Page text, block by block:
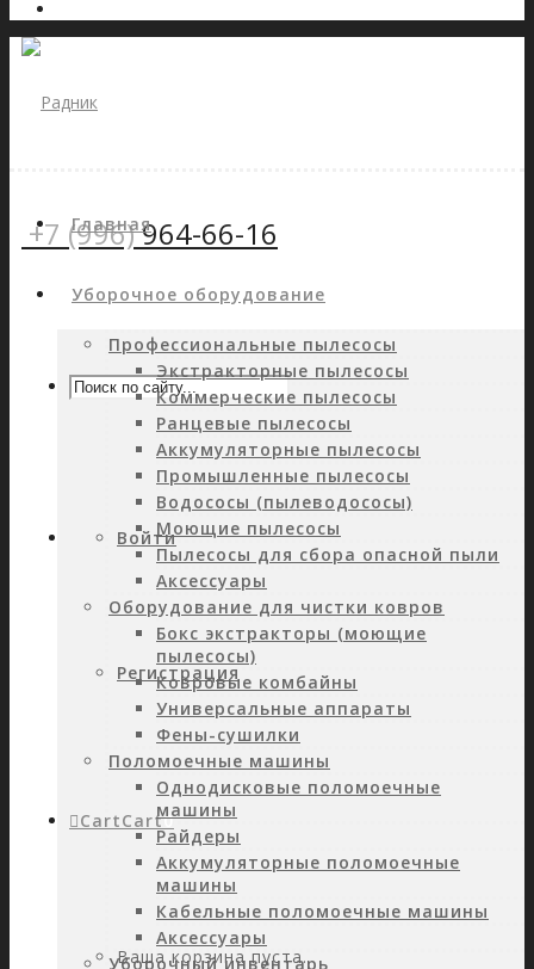
+7 (996)964-66-16
Войти
Регистрация
CartCart0
Ваша корзина пуста.
Главная
Уборочное оборудование
Профессиональные пылесосы
Экстракторные пылесосы
Коммерческие пылесосы
Ранцевые пылесосы
Аккумуляторные пылесосы
Промышленные пылесосы
Водососы (пылеводососы)
Моющие пылесосы
Пылесосы для сбора опасной пыли
Аксессуары
Оборудование для чистки ковров
Бокс экстракторы (моющие
пылесосы)
Ковровые комбайны
Универсальные аппараты
Фены-сушилки
Поломоечные машины
Однодисковые поломоечные
машины
Райдеры
Аккумуляторные поломоечные
машины
Кабельные поломоечные машины
Аксессуары
Уборочный инвентарь